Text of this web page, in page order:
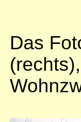
Das